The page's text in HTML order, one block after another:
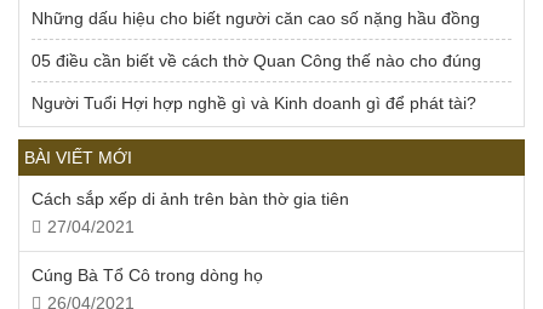
Những dấu hiệu cho biết người căn cao số nặng hầu đồng
05 điều cần biết về cách thờ Quan Công thế nào cho đúng
Người Tuổi Hợi hợp nghề gì và Kinh doanh gì để phát tài?
BÀI VIẾT MỚI
Cách sắp xếp di ảnh trên bàn thờ gia tiên
27/04/2021
Cúng Bà Tổ Cô trong dòng họ
26/04/2021